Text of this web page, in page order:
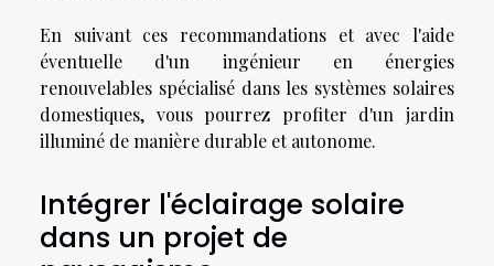
En suivant ces recommandations et avec l'aide
éventuelle d'un ingénieur en énergies
renouvelables spécialisé dans les systèmes solaires
domestiques, vous pourrez profiter d'un jardin
illuminé de manière durable et autonome.
Intégrer l'éclairage solaire
dans un projet de